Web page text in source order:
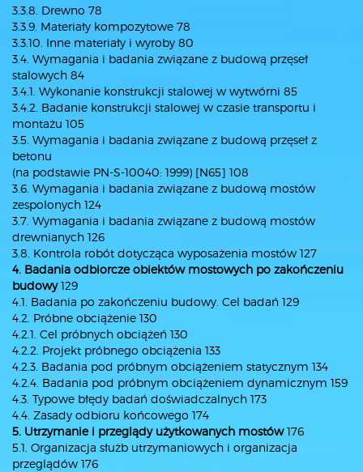
3.3.8. Drewno 78
3.3.9. Materiały kompozytowe 78
3.3.10. Inne materiały i wyroby 80
3.4. Wymagania i badania związane z budową przęseł
stalowych 84
3.4.1. Wykonanie konstrukcji stalowej w wytwórni 85
3.4.2. Badanie konstrukcji stalowej w czasie transportu i
montażu 105
3.5. Wymagania i badania związane z budową przęseł z
betonu
(na podstawie PN-S-10040: 1999) [N65] 108
3.6. Wymagania i badania związane z budową mostów
zespolonych 124
3.7. Wymagania i badania związane z budową mostów
drewnianych 126
3.8. Kontrola robót dotycząca wyposażenia mostów 127
4. Badania odbiorcze obiektów mostowych po zakończeniu
budowy129
4.1. Badania po zakończeniu budowy. Cel badań 129
4.2. Próbne obciążenie 130
4.2.1. Cel próbnych obciążeń 130
4.2.2. Projekt próbnego obciążenia 133
4.2.3. Badania pod próbnym obciążeniem statycznym 134
4.2.4. Badania pod próbnym obciążeniem dynamicznym 159
4.3. Typowe błędy badań doświadczalnych 173
4.4. Zasady odbioru końcowego 174
5. Utrzymanie i przeglądy użytkowanych mostów176
5.1. Organizacja służb utrzymaniowych i organizacja
przeglądów 176